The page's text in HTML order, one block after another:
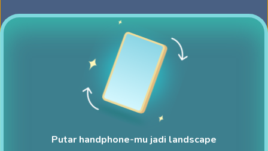
Putar handphone-mu jadi landscape